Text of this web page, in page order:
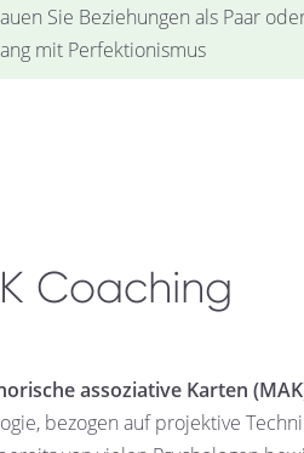
Sie Beziehungen als Paar
mit Perfektionismus
Coaching
assoziative Karten
bezogen auf projektive